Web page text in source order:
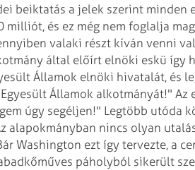
beiktatás a jelek szerint minden
milliót, és ez még nem foglalja
valaki részt kíván venni
által előírt elnöki eskü így
Államok elnöki hivatalát, és
Államok alkotmányát!"
úgy segéljen!" Legtöbb utóda
alapokmányban nincs olyan
Washington ezt így tervezte, a
páholyból sikerült